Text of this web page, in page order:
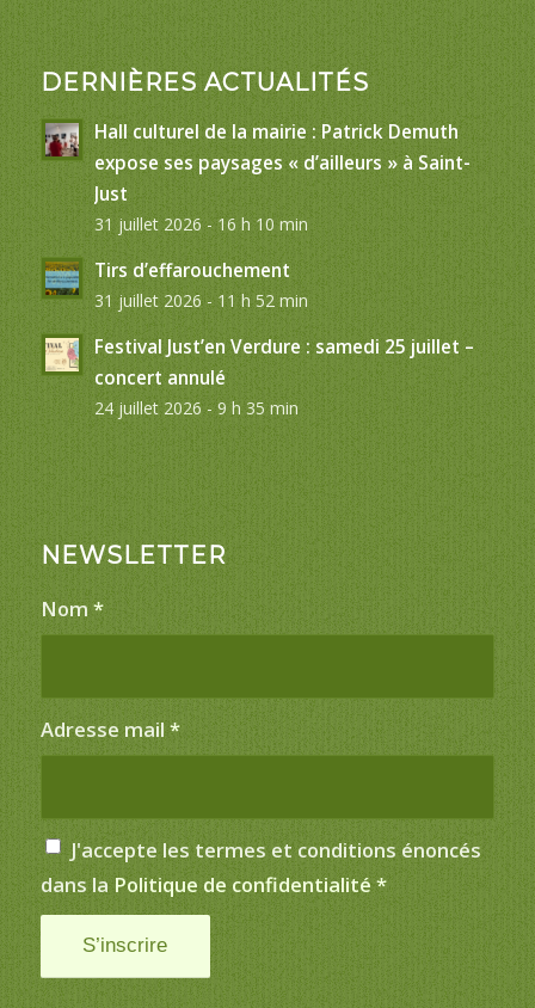
DERNIÈRES ACTUALITÉS
Hall culturel de la mairie : Patrick Demuth
expose ses paysages « d’ailleurs » à Saint-
Just
31 juillet 2026 - 16 h 10 min
Tirs d’effarouchement
31 juillet 2026 - 11 h 52 min
Festival Just’en Verdure : samedi 25 juillet –
concert annulé
24 juillet 2026 - 9 h 35 min
NEWSLETTER
Nom *
Adresse mail *
J'accepte les termes et conditions énoncés
dans la Politique de confidentialité *